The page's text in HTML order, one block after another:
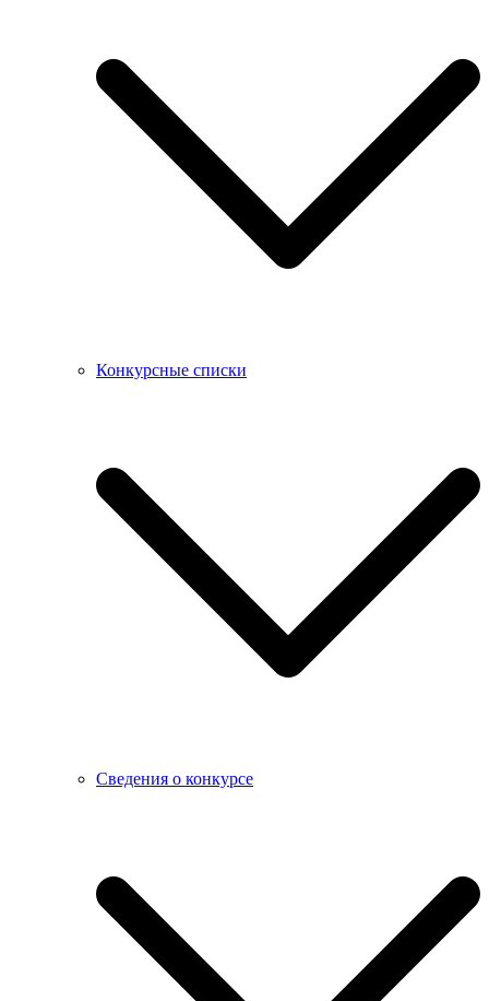
Конкурсные списки
Сведения о конкурсе